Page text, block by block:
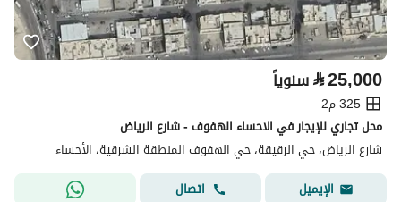
⃁25,000 سنوياً
325 م2
محل تجاري للإيجار في الاحساء الهفوف - شارع الرياض
شارع الرياض، حي الرقيقة، حي الهفوف المنطقة الشرقية، الأحساء
الإيميل
اتصال